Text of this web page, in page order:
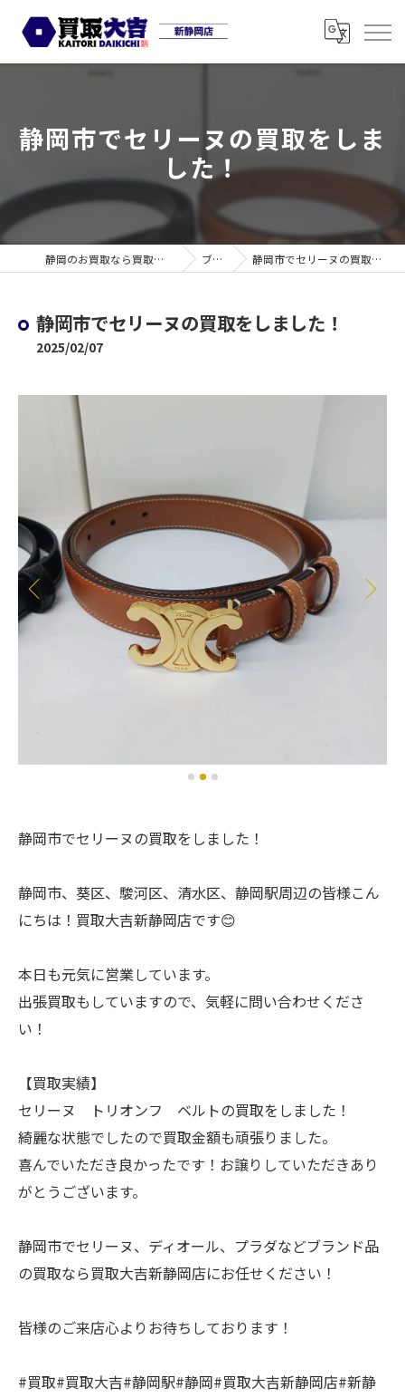
静岡市でセリーヌの買取をしま
した！
静岡のお買取なら買取大吉 新静岡店 ブログ 静岡市でセリーヌの買取をしました！
静岡市でセリーヌの買取をしました！
2025/02/07
静岡市でセリーヌの買取をしました！
静岡市、葵区、駿河区、清水区、静岡駅周辺の皆様こん
にちは！買取大吉新静岡店です😊
本日も元気に営業しています。
出張買取もしていますので、気軽に問い合わせくださ
い！
【買取実績】
セリーヌ トリオンフ ベルトの買取をしました！
綺麗な状態でしたので買取金額も頑張りました。
喜んでいただき良かったです！お譲りしていただきあり
がとうございます。
静岡市でセリーヌ、ディオール、プラダなどブランド品
の買取なら買取大吉新静岡店にお任せください！
皆様のご来店心よりお待ちしております！
#買取#買取大吉#静岡駅#静岡#買取大吉新静岡店#新静